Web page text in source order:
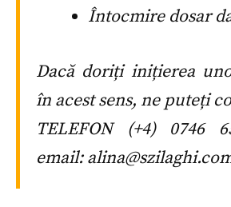
Întocmire dosar
Dacă doriți inițierea
în acest sens, ne puteți
TELEFON (+4) 0746
email: